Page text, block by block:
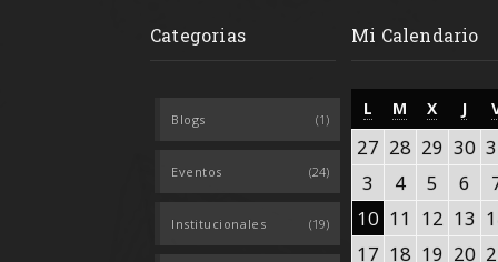
Categorias
Blogs (1)
Eventos (24)
Institucionales (19)
Mi Calendario
LLUNES
M MARTES
X J
27 27
julio,
2026
28 28
julio,
2026
29 29
julio,
2026
3030
3
agosto,
2026
44
agosto,
2026
5
2026
6
10 10
agosto,
11 11
agosto,
12 12
13 13
17 17
18 18
19 19
2020